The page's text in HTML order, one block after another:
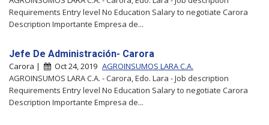
Requirements Entry level No Education Salary to negotiate Carora
Description Importante Empresa de...
Jefe De Administración- Carora
Carora | Oct 24, 2019 AGROINSUMOS LARA C.A.
AGROINSUMOS LARA C.A. - Carora, Edo. Lara - Job description
Requirements Entry level No Education Salary to negotiate Carora
Description Importante Empresa de...